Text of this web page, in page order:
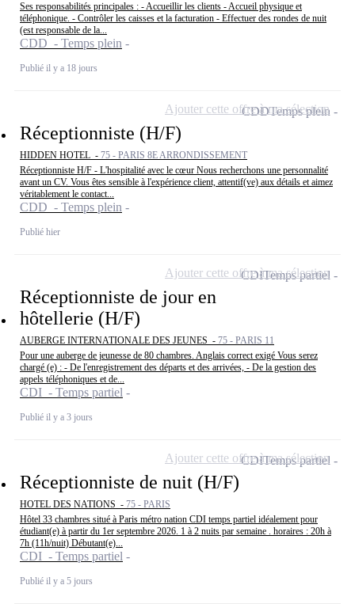
Ses responsabilités principales : - Accueillir les clients - Accueil physique et
téléphonique. - Contrôler les caisses et la facturation - Effectuer des rondes de nuit
(est responsable de la...
CDD - Temps plein
Publié il y a 18 jours
Réceptionniste (H/F)
HIDDEN HOTEL - 75 - PARIS 8E ARRONDISSEMENT
Réceptionniste H/F - L'hospitalité avec le cœur Nous recherchons une personnalité
avant un CV. Vous êtes sensible à l'expérience client, attentif(ve) aux détails et aimez
véritablement le contact...
CDD - Temps plein
Publié hier
CDDTemps plein
Ajouter cette offre à ma sélection
Réceptionniste de jour en
hôtellerie (H/F)
AUBERGE INTERNATIONALE DES JEUNES - 75 - PARIS 11
Pour une auberge de jeunesse de 80 chambres. Anglais correct exigé Vous serez
chargé (e) : - De l'enregistrement des départs et des arrivées, - De la gestion des
appels téléphoniques et de...
CDI - Temps partiel
Publié il y a 3 jours
CDITemps partiel
Ajouter cette offre à ma sélection
Réceptionniste de nuit (H/F)
HOTEL DES NATIONS - 75 - PARIS
Hôtel 33 chambres situé à Paris métro nation CDI temps partiel idéalement pour
étudiant(e) à partir du 1er septembre 2026. 1 à 2 nuits par semaine . horaires : 20h à
7h (11h/nuit) Débutant(e)...
CDI - Temps partiel
Publié il y a 5 jours
CDITemps partiel
Ajouter cette offre à ma sélection